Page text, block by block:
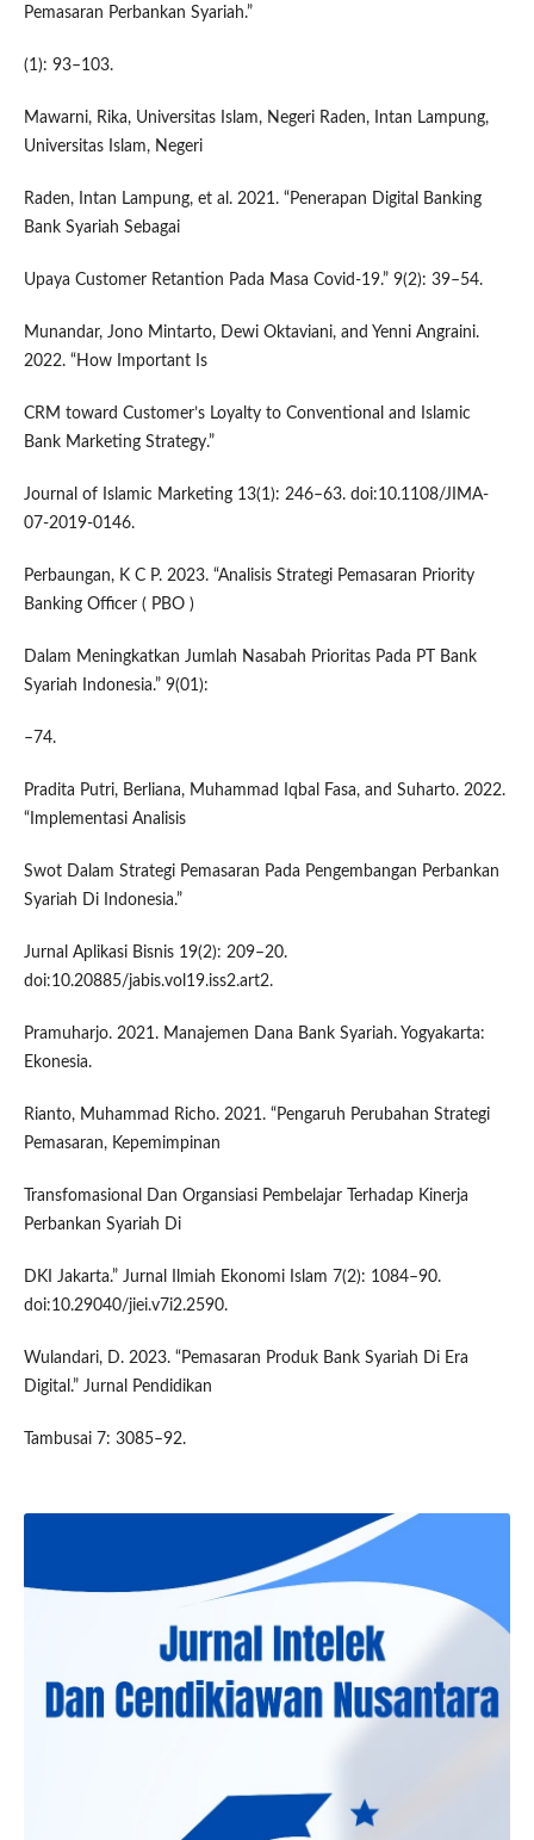
Pemasaran Perbankan Syariah.”
(1): 93–103.
Mawarni, Rika, Universitas Islam, Negeri Raden, Intan Lampung,
Universitas Islam, Negeri
Raden, Intan Lampung, et al. 2021. “Penerapan Digital Banking
Bank Syariah Sebagai
Upaya Customer Retantion Pada Masa Covid-19.” 9(2): 39–54.
Munandar, Jono Mintarto, Dewi Oktaviani, and Yenni Angraini.
2022. “How Important Is
CRM toward Customer’s Loyalty to Conventional and Islamic
Bank Marketing Strategy.”
Journal of Islamic Marketing 13(1): 246–63. doi:10.1108/JIMA-
07-2019-0146.
Perbaungan, K C P. 2023. “Analisis Strategi Pemasaran Priority
Banking Officer ( PBO )
Dalam Meningkatkan Jumlah Nasabah Prioritas Pada PT Bank
Syariah Indonesia.” 9(01):
–74.
Pradita Putri, Berliana, Muhammad Iqbal Fasa, and Suharto. 2022.
“Implementasi Analisis
Swot Dalam Strategi Pemasaran Pada Pengembangan Perbankan
Syariah Di Indonesia.”
Jurnal Aplikasi Bisnis 19(2): 209–20.
doi:10.20885/jabis.vol19.iss2.art2.
Pramuharjo. 2021. Manajemen Dana Bank Syariah. Yogyakarta:
Ekonesia.
Rianto, Muhammad Richo. 2021. “Pengaruh Perubahan Strategi
Pemasaran, Kepemimpinan
Transfomasional Dan Organsiasi Pembelajar Terhadap Kinerja
Perbankan Syariah Di
DKI Jakarta.” Jurnal Ilmiah Ekonomi Islam 7(2): 1084–90.
doi:10.29040/jiei.v7i2.2590.
Wulandari, D. 2023. “Pemasaran Produk Bank Syariah Di Era
Digital.” Jurnal Pendidikan
Tambusai 7: 3085–92.